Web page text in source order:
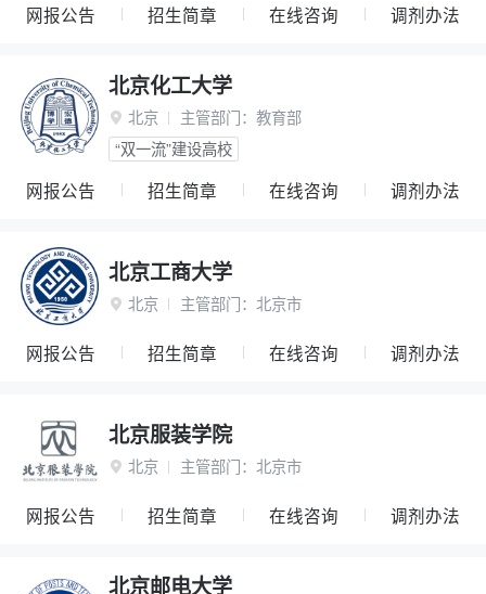
网报公告 招生简章 在线咨询 调剂办法
北京化工大学
 北京 主管部门： 教育部
“双一流”建设高校
网报公告 招生简章 在线咨询 调剂办法
北京工商大学
 北京 主管部门： 北京市
网报公告 招生简章 在线咨询 调剂办法
北京服装学院
 北京 主管部门： 北京市
网报公告 招生简章 在线咨询 调剂办法
北京邮电大学